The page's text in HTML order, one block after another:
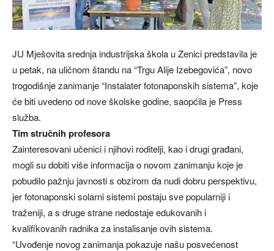
JU Mješovita srednja industrijska škola u Zenici predstavila je
u petak, na uličnom štandu na “Trgu Alije Izebegovića”, novo
trogodišnje zanimanje “Instalater fotonaponskih sistema”, koje
će biti uvedeno od nove školske godine, saopćila je Press
služba.
Tim stručnih profesora
Zainteresovani učenici i njihovi roditelji, kao i drugi građani,
mogli su dobiti više informacija o novom zanimanju koje je
pobudilo pažnju javnosti s obzirom da nudi dobru perspektivu,
jer fotonaponski solarni sistemi postaju sve popularniji i
traženiji, a s druge strane nedostaje edukovanih i
kvalifikovanih radnika za instalisanje ovih sistema.
“Uvođenje novog zanimanja pokazuje našu posvećenost